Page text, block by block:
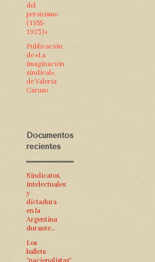
del
peronismo
(1955-
1973)»
Publicación
de «La
imaginación
sindical»,
de Valeria
Caruso
Documentos
recientes
Sindicatos,
intelectuales
y
dictadura
en la
Argentina
durante…
Los
ballets